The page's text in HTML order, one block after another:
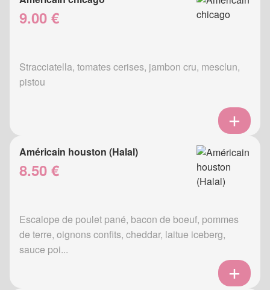
9.00 €
Stracciatella, tomates cerises, jambon cru, mesclun,
pistou
Américain houston (Halal)
8.50 €
Escalope de poulet pané, bacon de boeuf, pommes
de terre, oignons confits, cheddar, laitue iceberg,
sauce poi...